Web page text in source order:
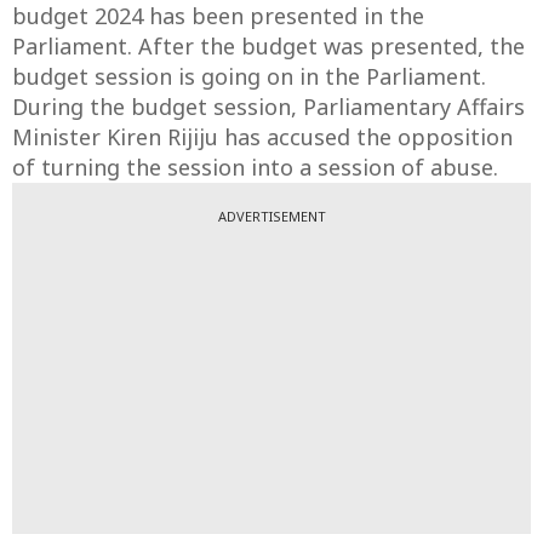
budget 2024 has been presented in the
Parliament. After the budget was presented, the
budget session is going on in the Parliament.
During the budget session, Parliamentary Affairs
Minister Kiren Rijiju has accused the opposition
of turning the session into a session of abuse.
ADVERTISEMENT